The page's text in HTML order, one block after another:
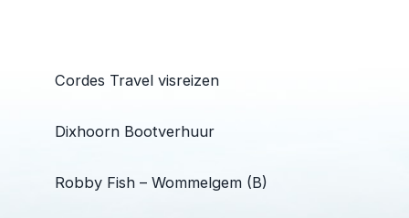
Cordes Travel visreizen
Dixhoorn Bootverhuur
Robby Fish – Wommelgem (B)